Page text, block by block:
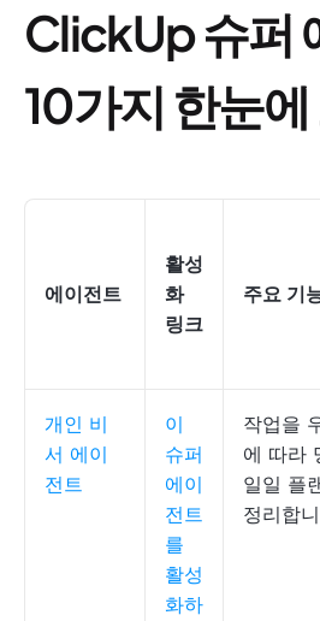
ClickUp 슈퍼
10가지 한눈에
에이전트
활성
화
링크
주요 기
개인 비
서 에이
전트
이
슈퍼
에이
전트
를
활성
화하
작업을
에 따라
일일 플
정리합